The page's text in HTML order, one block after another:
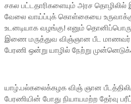
சகல பட்டதாரிகளையும் அரச
வேலை வாய்ப்புக் கொள்கையை
உடனடியாக வழங்கு! எனும்
இணை மருத்துவ விஞ்ஞான பீட மாணவர்
பேரணி ஒன்று யாழில் நேற்று
யாழ்.பல்கலைக்கழக விஞ் ஞான
பேரணியின் போது நியாயமற்ற தேர்வு